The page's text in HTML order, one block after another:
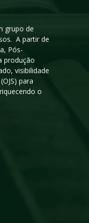
grupo de
A partir de
Pós-
produção
visibilidade
para
o